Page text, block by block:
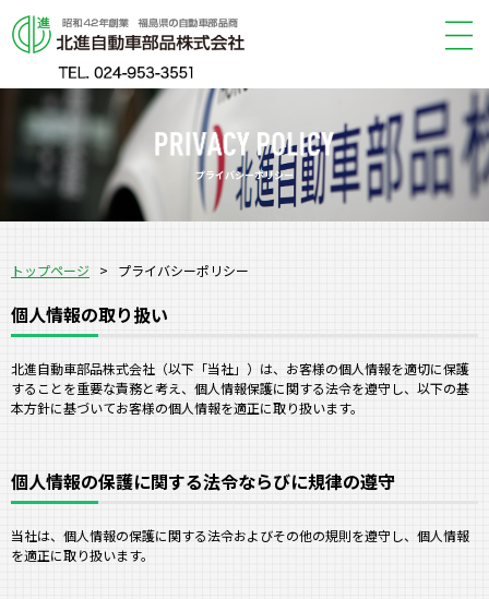
プライバシーポリシー
トップページ > プライバシーポリシー
個人情報の取り扱い
北進自動車部品株式会社（以下「当社」）は、お客様の個人情報を適切に保護
することを重要な責務と考え、個人情報保護に関する法令を遵守し、以下の基
本方針に基づいてお客様の個人情報を適正に取り扱います。
個人情報の保護に関する法令ならびに規律の遵守
当社は、個人情報の保護に関する法令およびその他の規則を遵守し、個人情報
を適正に取り扱います。